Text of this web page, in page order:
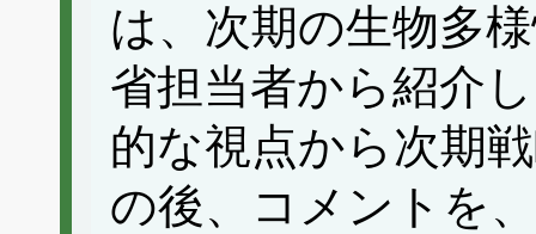
は、次期の生物多
省担当者から紹介
的な視点から次期
の後、コメントを